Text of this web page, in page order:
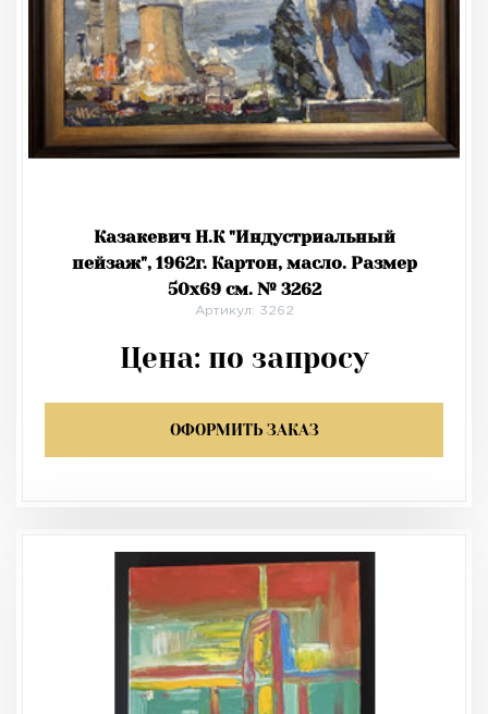
Казакевич Н.К "Индустриальный
пейзаж", 1962г. Картон, масло. Размер
50х69 см. № 3262
Артикул: 3262
Цена: по запросу
ОФОРМИТЬ ЗАКАЗ